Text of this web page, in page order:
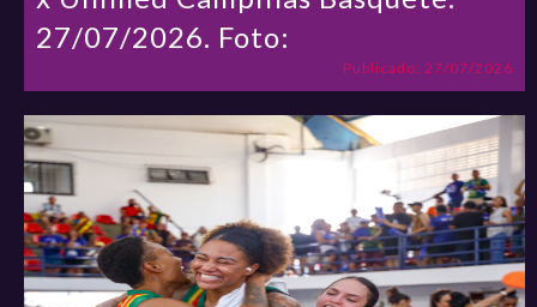
27/07/2026. Foto:
Publicado: 27/07/2026